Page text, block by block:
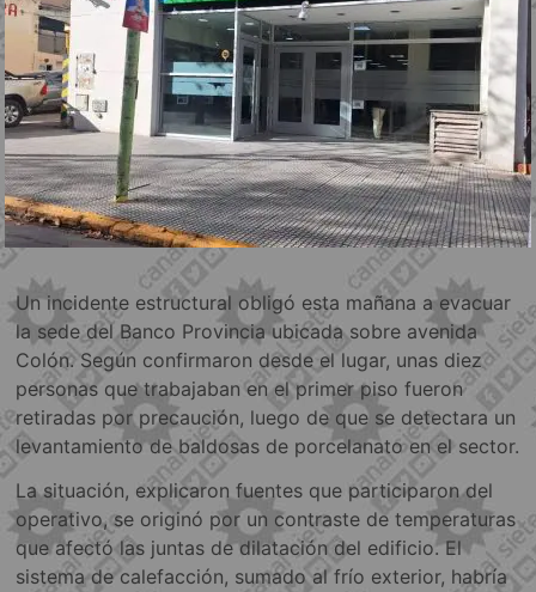
Un incidente estructural obligó esta mañana a evacuar
la sede del Banco Provincia ubicada sobre avenida
Colón. Según confirmaron desde el lugar, unas diez
personas que trabajaban en el primer piso fueron
retiradas por precaución, luego de que se detectara un
levantamiento de baldosas de porcelanato en el sector.
La situación, explicaron fuentes que participaron del
operativo, se originó por un contraste de temperaturas
que afectó las juntas de dilatación del edificio. El
sistema de calefacción, sumado al frío exterior, habría